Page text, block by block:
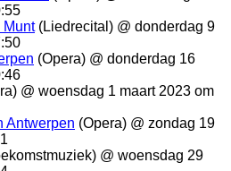
Munt(Liedrecital) @ donderdag 9
(Opera) @ donderdag 16
@ woensdag 1 maart 2023 om
Antwerpen (Opera) @ zondag 19
@ woensdag 29